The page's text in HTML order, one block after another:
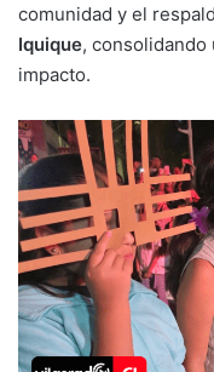
comunidad y el
Iquique, consolidando
impacto.